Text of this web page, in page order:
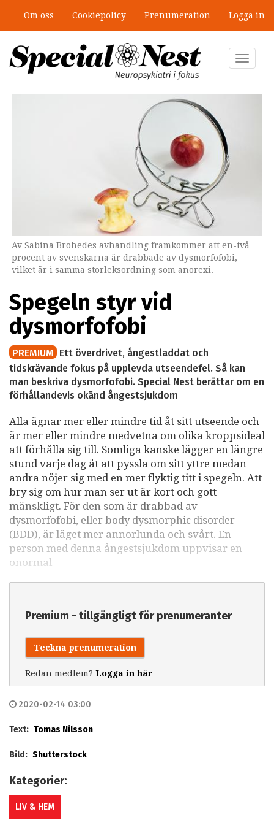
huvudinnehåll
Om oss Cookiepolicy Prenumeration Logga in
Toggle
Av Sabina Brohedes avhandling framkommer att en-två
procent av svenskarna är drabbade av dysmorfofobi,
vilket är i samma storleksordning som anorexi.
Spegeln styr vid
dysmorfofobi
PREMIUM Ett överdrivet, ångestladdat och
tidskrävande fokus på upplevda utseendefel. Så kan
man beskriva dysmorfofobi. Special Nest berättar om en
förhållandevis okänd ångestsjukdom
Alla ägnar mer eller mindre tid åt sitt utseende och
är mer eller mindre medvetna om olika kroppsideal
att förhålla sig till. Somliga kanske lägger en längre
stund varje dag åt att pyssla om sitt yttre medan
andra nöjer sig med en mer flyktig titt i spegeln. Att
bry sig om hur man ser ut är kort och gott
mänskligt. För den som är drabbad av
dysmorfofobi, eller body dysmorphic disorder
(BDD), är läget mer annorlunda och svårt. En
person med denna ångestsjukdom uppvisar en
onormal
Premium - tillgängligt för prenumeranter
Teckna prenumeration
Redan medlem? Logga in här
2020-02-14 03:00
Text: Tomas Nilsson
Bild: Shutterstock
Kategorier:
LIV & HEM
”Jobbet gick bra – just därför togs
stödet bort”